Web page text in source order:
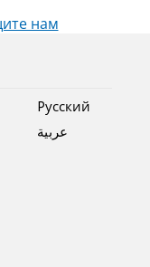
нам
Pусский
عربية